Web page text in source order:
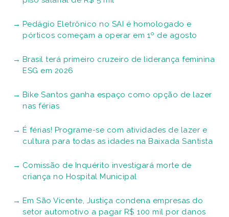
Pedágio Eletrônico no SAI é homologado e
pórticos começam a operar em 1º de agosto
Brasil terá primeiro cruzeiro de liderança feminina
ESG em 2026
Bike Santos ganha espaço como opção de lazer
nas férias
É férias! Programe-se com atividades de lazer e
cultura para todas as idades na Baixada Santista
Comissão de Inquérito investigará morte de
criança no Hospital Municipal
Em São Vicente, Justiça condena empresas do
setor automotivo a pagar R$ 100 mil por danos